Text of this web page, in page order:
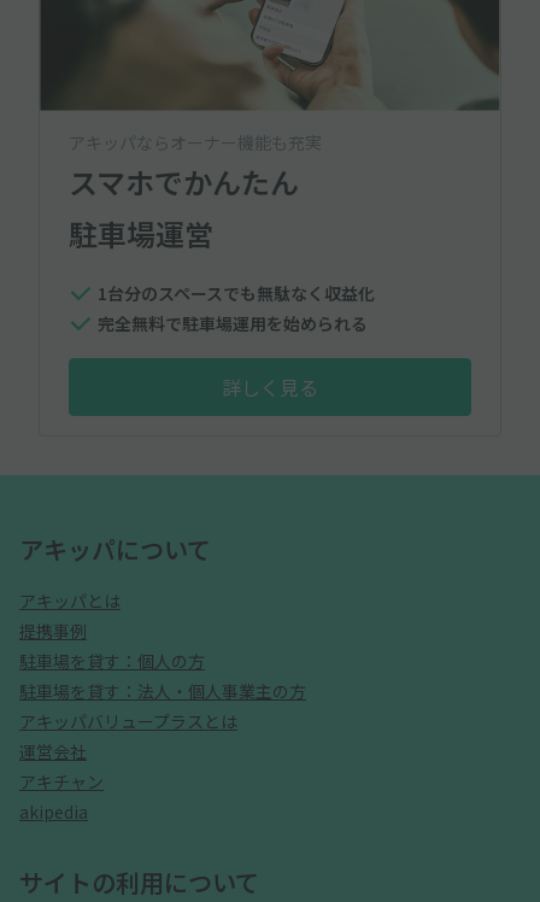
アキッパならオーナー機能も充実
スマホでかんたん
駐車場運営
1台分のスペースでも無駄なく収益化
完全無料で駐車場運用を始められる
詳しく見る
アキッパについて
アキッパとは
提携事例
駐車場を貸す：個人の方
駐車場を貸す：法人・個人事業主の方
アキッパバリュープラスとは
運営会社
アキチャン
akipedia
サイトの利用について